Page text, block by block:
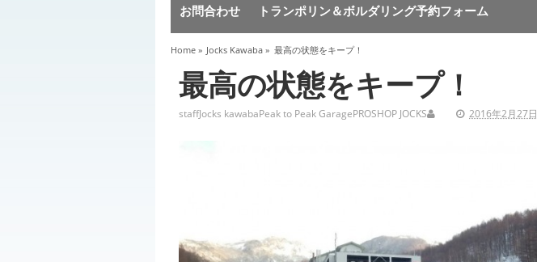
お問合わせ トランポリン＆ボルダリング予約フォーム
Home » Jocks Kawaba » 最高の状態をキープ！
最高の状態をキープ！
staff 2016年2月27日
Jocks kawabaPeak to Peak GaragePROSHOP JOCKS